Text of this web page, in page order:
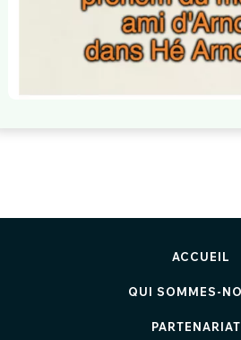
ACCUEIL
QUI SOMMES-